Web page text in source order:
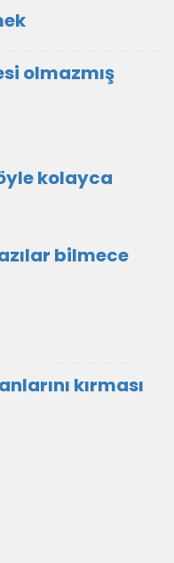
olmazmış
kolayca
bilmece
kırması